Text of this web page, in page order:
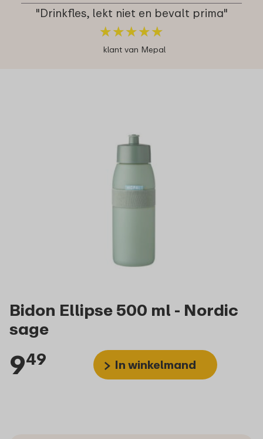
"Drinkfles, lekt niet en bevalt prima"
★★★★★
★★★★★
klant van Mepal
Bidon Ellipse 500 ml - Nordic
sage
949 In winkelmand